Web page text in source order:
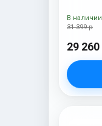
31 399 р
29 260
В наличии